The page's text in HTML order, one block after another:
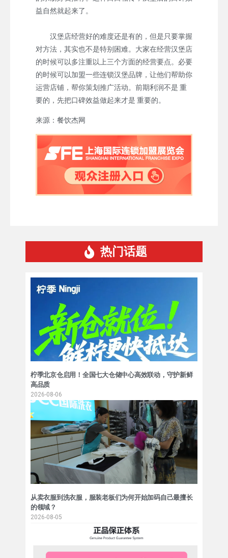
益自然就起来了。
汉堡店经营好的难度还是有的，但是只要掌握
对方法，其实也不是特别困难。大家在经营汉堡店
的时候可以多注重以上三个方面的经营要点。必要
的时候可以加盟一些连锁汉堡品牌，让他们帮助你
运营店铺，帮你策划推广活动。前期利润不是 重
要的，先把口碑效益做起来才是 重要的。
来源：餐饮杰网
热门话题
柠季北京仓启用！全国七大仓储中心高效联动，守护新鲜
高品质
2026-08-06
从卖衣服到洗衣服，服装老板们为何开始加码自己最擅长
的领域？
2026-08-05